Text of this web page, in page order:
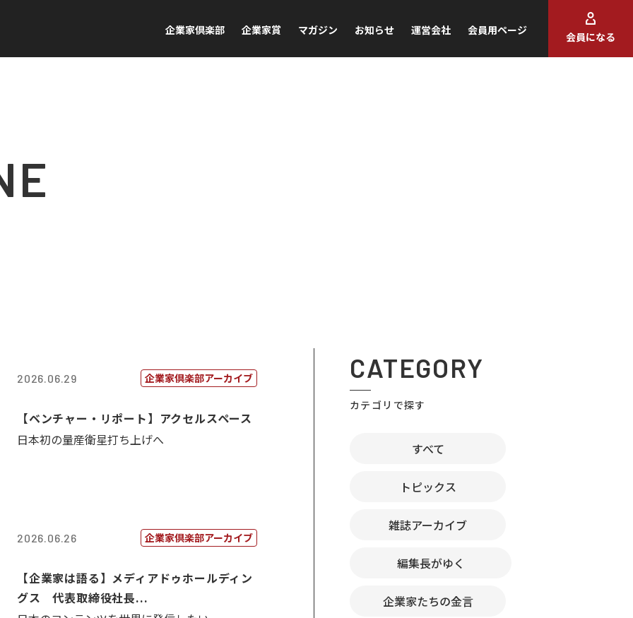
企業家倶楽部 企業家賞 マガジン お知らせ 運営会社 会員用ページ
会員になる
2026.06.29 企業家倶楽部アーカイブ
【ベンチャー・リポート】アクセルスペース
日本初の量産衛星打ち上げへ
2026.06.26 企業家倶楽部アーカイブ
【企業家は語る】メディアドゥホールディン
グス 代表取締役社長...
CATEGORY
カテゴリで探す
すべて
トピックス
雑誌アーカイブ
編集長がゆく
企業家たちの金言